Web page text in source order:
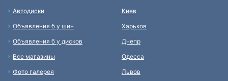
Автодиски
Объявления б у шин
Объявления б у дисков
Все магазины
Фото галерея
Киев
Харьков
Днепр
Одесса
Львов